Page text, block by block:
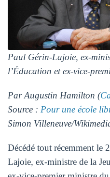
Paul Gérin-Lajoie, ex-
l’Éducation et ex-vice-
Par Augustin Hamilton (
Source : Pour une école
Simon Villeneuve/
Décédé tout récemment le
Lajoie, ex-ministre de la